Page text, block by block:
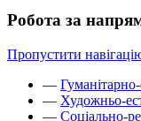
Робота за
Пропустити
—
— Художньо-
— Соціально-